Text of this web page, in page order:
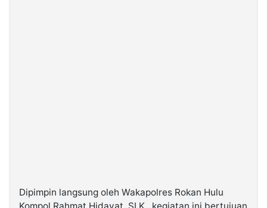
Dipimpin langsung oleh Wakapolres Rokan Hulu
Kompol Rahmat Hidayat, SI.K., kegiatan ini bertujuan